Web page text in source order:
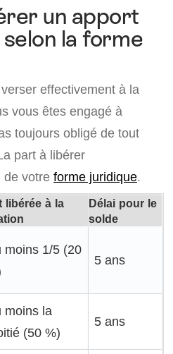
un apport
la forme
effectivement à la
vous êtes engagé à
toujours obligé de tout
part à libérer
de votre forme juridique.
libérée à la
Délai pour le
solde
moins 1/5 (20
5 ans
moins la
(50 %)
5 ans